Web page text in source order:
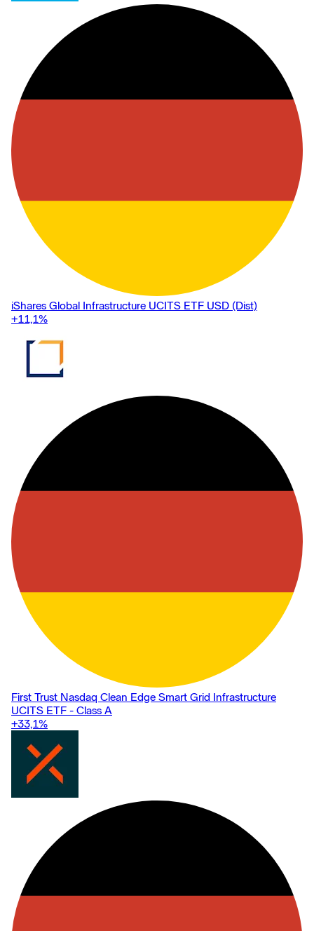
iShares Global Infrastructure UCITS ETF USD (Dist)
+11,1%
First Trust Nasdaq Clean Edge Smart Grid Infrastructure
UCITS ETF - Class A
+33,1%